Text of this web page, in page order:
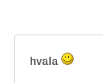
hvala